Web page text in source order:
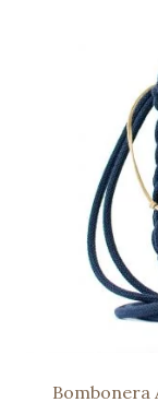
Bombonera